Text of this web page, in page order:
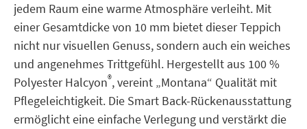
jedem Raum eine warme Atmosphäre verleiht. Mit
einer Gesamtdicke von 10 mm bietet dieser Teppich
nicht nur visuellen Genuss, sondern auch ein weiches
und angenehmes Trittgefühl. Hergestellt aus 100 %
Polyester Halcyon®, vereint „Montana“ Qualität mit
Pflegeleichtigkeit. Die Smart Back-Rückenausstattung
ermöglicht eine einfache Verlegung und verstärkt die